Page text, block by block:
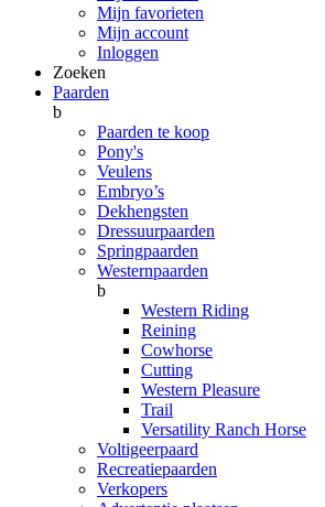
Mijn favorieten
Mijn account
Inloggen
Zoeken
Paarden
b
Paarden te koop
Pony's
Veulens
Embryo’s
Dekhengsten
Dressuurpaarden
Springpaarden
Westernpaarden
b
Western Riding
Reining
Cowhorse
Cutting
Western Pleasure
Trail
Versatility Ranch Horse
Voltigeerpaard
Recreatiepaarden
Verkopers